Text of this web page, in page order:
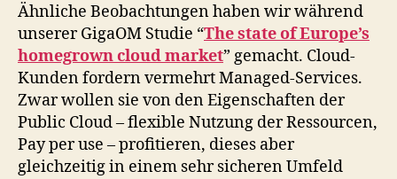
Ähnliche Beobachtungen haben wir während
unserer GigaOM Studie “The state of Europe’s
homegrown cloud market” gemacht. Cloud-
Kunden fordern vermehrt Managed-Services.
Zwar wollen sie von den Eigenschaften der
Public Cloud – flexible Nutzung der Ressourcen,
Pay per use – profitieren, dieses aber
gleichzeitig in einem sehr sicheren Umfeld